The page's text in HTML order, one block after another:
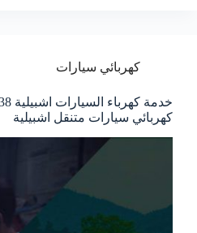
كهربائي سيارات
كهربائي سيارات متنقل اشبيلية